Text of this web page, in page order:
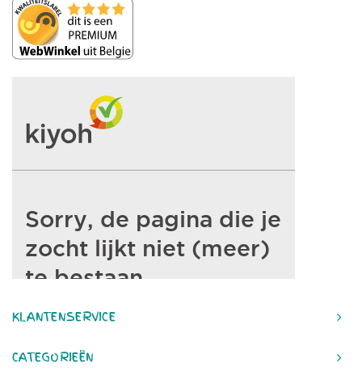
KLANTENSERVICE
CATEGORIEËN